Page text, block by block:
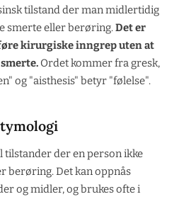
tilstand der man midlertidig
smerte eller berøring. Det er
kirurgiske inngrep uten at
Ordet kommer fra gresk,
og "aisthesis" betyr "følelse".
der en person ikke
berøring. Det kan oppnås
og midler, og brukes ofte i